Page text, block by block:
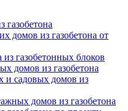
газобетона
домов из газобетона от
из газобетонных блоков
домов из газобетона
и садовых домов из
домов из газобетона